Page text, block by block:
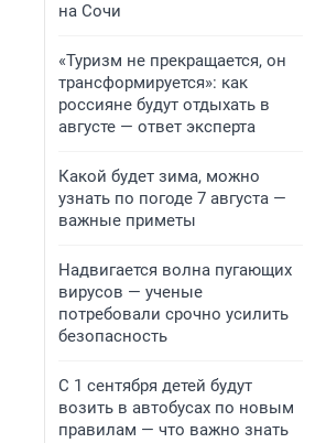
на Сочи
«Туризм не прекращается, он
трансформируется»: как
россияне будут отдыхать в
августе — ответ эксперта
Какой будет зима, можно
узнать по погоде 7 августа —
важные приметы
Надвигается волна пугающих
вирусов — ученые
потребовали срочно усилить
безопасность
С 1 сентября детей будут
возить в автобусах по новым
правилам — что важно знать